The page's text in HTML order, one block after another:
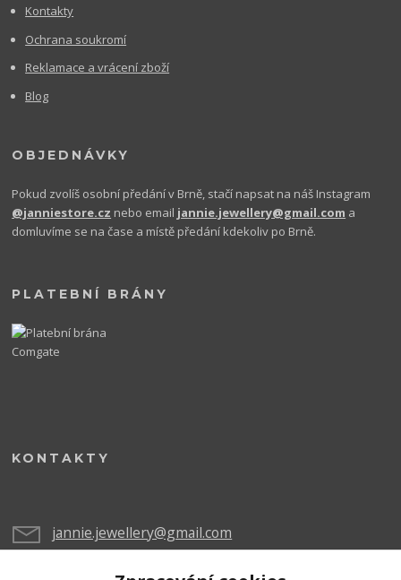
Kontakty
Ochrana soukromí
Reklamace a vrácení zboží
Blog
OBJEDNÁVKY
Pokud zvolíš osobní předání v Brně, stačí napsat na náš Instagram
@janniestore.cz nebo email jannie.jewellery@gmail.com a
domluvíme se na čase a místě předání kdekoliv po Brně.
PLATEBNÍ BRÁNY
KONTAKTY
jannie.jewellery@gmail.com